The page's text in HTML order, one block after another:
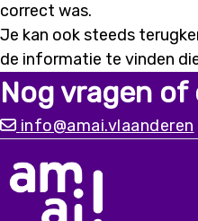
correct was.
Je kan ook steeds
de informatie te vinden
Nog vragen
info@amai.vlaanderen